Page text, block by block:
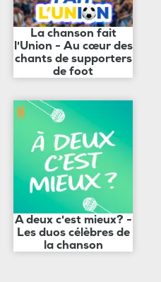
La chanson fait
l'Union - Au cœur des
chants de supporters
de foot
A deux c'est mieux? -
Les duos célèbres de
la chanson